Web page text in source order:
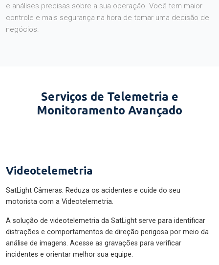
e análises precisas sobre a sua operação. Você tem maior
controle e mais segurança na hora de tomar uma decisão de
negócios.
Serviços de Telemetria e
Monitoramento Avançado
Videotelemetria
SatLight Câmeras: Reduza os acidentes e cuide do seu
motorista com a Videotelemetria.
A solução de videotelemetria da SatLight serve para identificar
distrações e comportamentos de direção perigosa por meio da
análise de imagens. Acesse as gravações para verificar
incidentes e orientar melhor sua equipe.